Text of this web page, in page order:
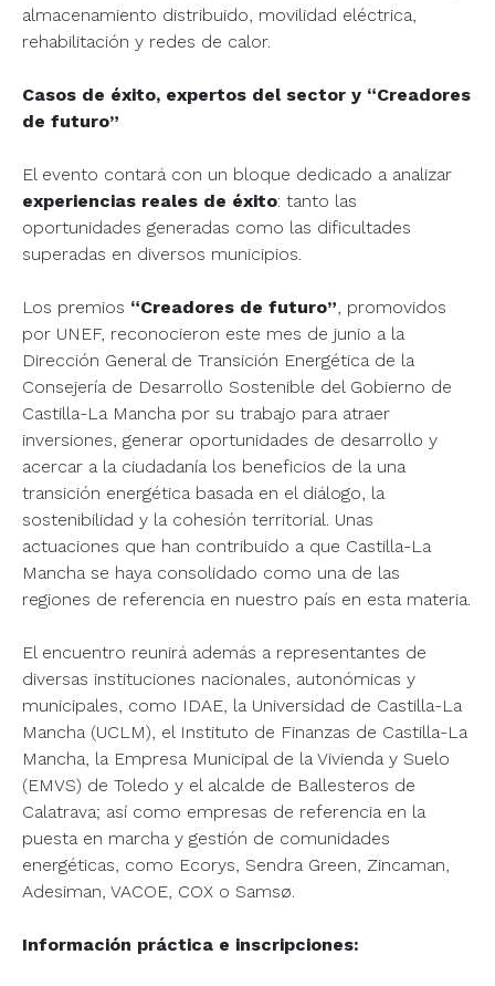
almacenamiento distribuido, movilidad eléctrica,
rehabilitación y redes de calor.
Casos de éxito, expertos del sector y “Creadores
de futuro”
El evento contará con un bloque dedicado a analizar
experiencias reales de éxito: tanto las
oportunidades generadas como las dificultades
superadas en diversos municipios.
Los premios “Creadores de futuro” , promovidos
por UNEF, reconocieron este mes de junio a la
Dirección General de Transición Energética de la
Consejería de Desarrollo Sostenible del Gobierno de
Castilla-La Mancha por su trabajo para atraer
inversiones, generar oportunidades de desarrollo y
acercar a la ciudadanía los beneficios de la una
transición energética basada en el diálogo, la
sostenibilidad y la cohesión territorial. Unas
actuaciones que han contribuido a que Castilla-La
Mancha se haya consolidado como una de las
regiones de referencia en nuestro país en esta materia.
El encuentro reunirá además a representantes de
diversas instituciones nacionales, autonómicas y
municipales, como IDAE, la Universidad de Castilla-La
Mancha (UCLM), el Instituto de Finanzas de Castilla-La
Mancha, la Empresa Municipal de la Vivienda y Suelo
(EMVS) de Toledo y el alcalde de Ballesteros de
Calatrava; así como empresas de referencia en la
puesta en marcha y gestión de comunidades
energéticas, como Ecorys, Sendra Green, Zincaman,
Adesiman, VACOE, COX o Samsø.
Información práctica e inscripciones: